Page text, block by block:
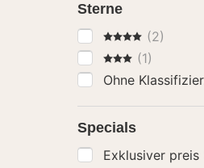
Sterne
4 Sterne(2)
3 Sterne
(1)
Ohne
Specials
Exklusiver preis